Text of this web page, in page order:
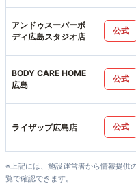
アンドゥスーパーボ
ディ広島スタジオ店
公式
BODY CARE HOME
広島
公式
ライザップ広島店 公式
※上記には、施設運営者から情報提供
覧で確認できます。